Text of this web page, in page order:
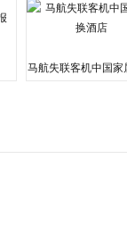
马航失联客机中国家